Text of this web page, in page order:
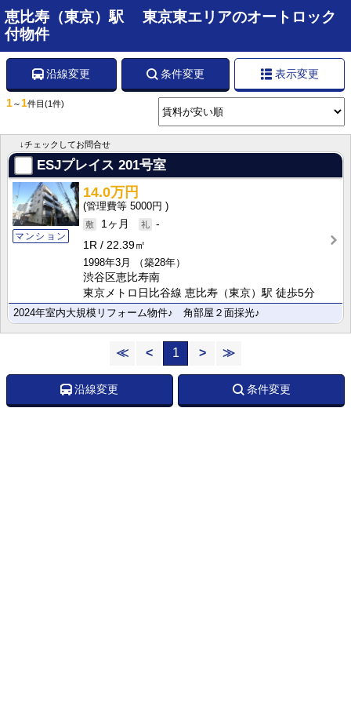
恵比寿（東京）駅 東京東エリアのオートロック
付物件
沿線変更 条件変更 表示変更
1～1件目 (1件)
↓チェックしてお問合せ
ESJプレイス 201号室
マンション
14.0万円
5000円
1ヶ月
-
1R
22.39㎡
1998年3月
（築28年）
渋谷区恵比寿南
東京メトロ日比谷線 恵比寿（東京）駅 徒歩5分
2024年室内大規模リフォーム物件♪ 角部屋２面採光♪
≪ < 1 > ≫
沿線変更 条件変更